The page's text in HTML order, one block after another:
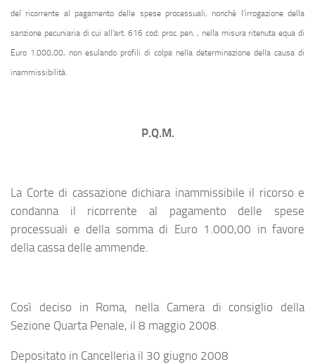
del ricorrente al pagamento delle spese processuali, nonchè l’irrogazione della
sanzione pecuniaria di cuiall’art. 616 cod. proc. pen. , nella misura ritenuta equa di
Euro 1.000,00, non esulando profili di colpa nella determinazione della causa di
inammissibilità.
P.Q.M.
La Corte di cassazione dichiara inammissibile il ricorso e
condanna il ricorrente al pagamento delle spese
processuali e della somma di Euro 1.000,00 in favore
della cassa delle ammende.
Così deciso in Roma, nella Camera di consiglio della
Sezione Quarta Penale, il 8 maggio 2008.
Depositato in Cancelleria il 30 giugno 2008